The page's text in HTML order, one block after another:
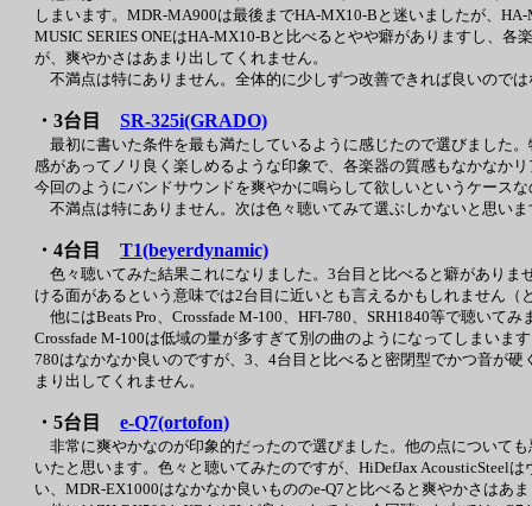
しまいます。MDR-MA900は最後までHA-MX10-Bと迷いましたが、
MUSIC SERIES ONEはHA-MX10-Bと比べるとやや癖がありますし、
が、爽やかさはあまり出してくれません。
不満点は特にありません。全体的に少しずつ改善できれば良いので
・3台目 SR-325i(GRADO)
最初に書いた条件を最も満たしているように感じたので選びました
感があってノリ良く楽しめるような印象で、各楽器の質感もなかなか
今回のようにバンドサウンドを爽やかに鳴らして欲しいというケース
不満点は特にありません。次は色々聴いてみて選ぶしかないと思いま
・4台目 T1(beyerdynamic)
色々聴いてみた結果これになりました。3台目と比べると癖がありま
ける面があるという意味では2台目に近いとも言えるかもしれません
他にはBeats Pro、Crossfade M-100、HFI-780、SRH1840等で聴いて
Crossfade M-100は低域の量が多すぎて別の曲のようになってしまい
780はなかなか良いのですが、3、4台目と比べると密閉型でかつ音が
まり出してくれません。
・5台目 e-Q7(ortofon)
非常に爽やかなのが印象的だったので選びました。他の点について
いたと思います。色々と聴いてみたのですが、HiDefJax AcousticSteel
い、MDR-EX1000はなかなか良いもののe-Q7と比べると爽やかさはあ